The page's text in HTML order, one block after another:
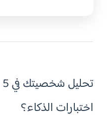
اختبارات الذكاء؟